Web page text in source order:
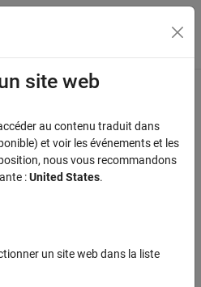
l'affichage du menu
and Signal
layer mapping, precoding,
and descrambling.
site web
au contenu traduit dans
et voir les événements et les
nous vous recommandons
:United States.
un site web dans la liste